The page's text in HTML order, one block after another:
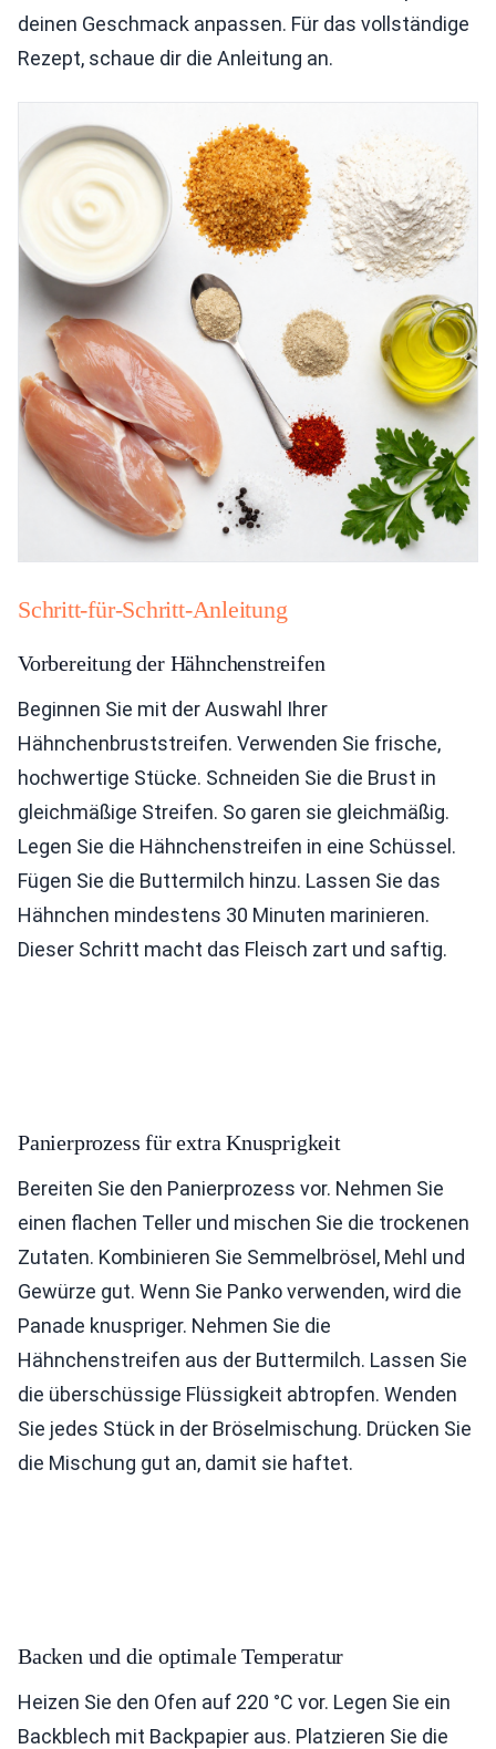
deinen Geschmack anpassen. Für das vollständige
Rezept, schaue dir die Anleitung an.
Schritt-für-Schritt-Anleitung
Vorbereitung der Hähnchenstreifen
Beginnen Sie mit der Auswahl Ihrer
Hähnchenbruststreifen. Verwenden Sie frische,
hochwertige Stücke. Schneiden Sie die Brust in
gleichmäßige Streifen. So garen sie gleichmäßig.
Legen Sie die Hähnchenstreifen in eine Schüssel.
Fügen Sie die Buttermilch hinzu. Lassen Sie das
Hähnchen mindestens 30 Minuten marinieren.
Dieser Schritt macht das Fleisch zart und saftig.
Panierprozess für extra Knusprigkeit
Bereiten Sie den Panierprozess vor. Nehmen Sie
einen flachen Teller und mischen Sie die trockenen
Zutaten. Kombinieren Sie Semmelbrösel, Mehl und
Gewürze gut. Wenn Sie Panko verwenden, wird die
Panade knuspriger. Nehmen Sie die
Hähnchenstreifen aus der Buttermilch. Lassen Sie
die überschüssige Flüssigkeit abtropfen. Wenden
Sie jedes Stück in der Bröselmischung. Drücken Sie
die Mischung gut an, damit sie haftet.
Backen und die optimale Temperatur
Heizen Sie den Ofen auf 220 °C vor. Legen Sie ein
Backblech mit Backpapier aus. Platzieren Sie die